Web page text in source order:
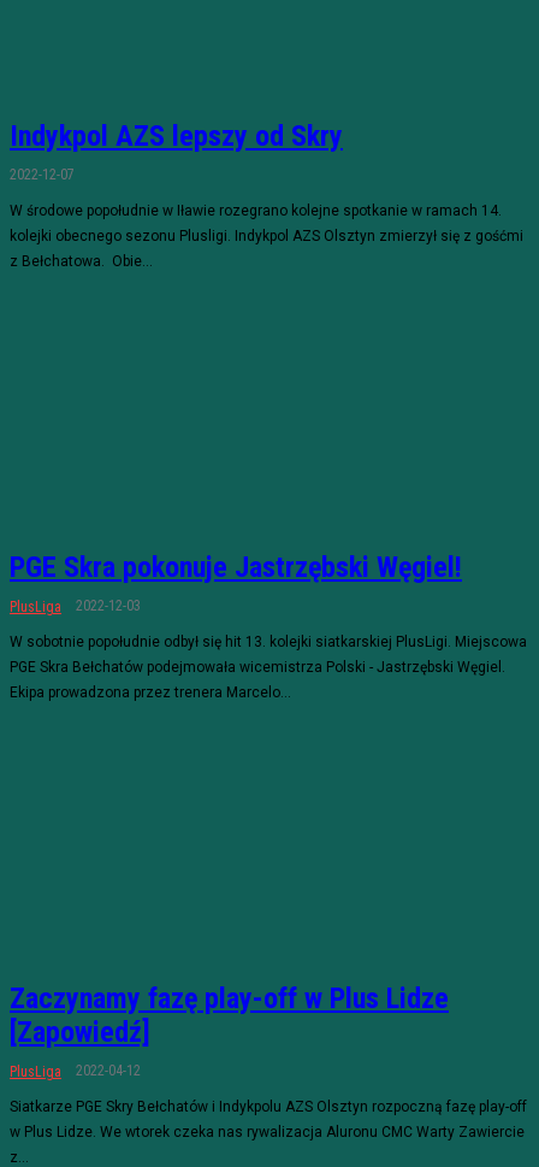
Indykpol AZS lepszy od Skry
2022-12-07
W środowe popołudnie w Iławie rozegrano kolejne spotkanie w ramach 14.
kolejki obecnego sezonu Plusligi. Indykpol AZS Olsztyn zmierzył się z gośćmi
z Bełchatowa. Obie...
PGE Skra pokonuje Jastrzębski Węgiel!
PlusLiga 2022-12-03
W sobotnie popołudnie odbył się hit 13. kolejki siatkarskiej PlusLigi. Miejscowa
PGE Skra Bełchatów podejmowała wicemistrza Polski - Jastrzębski Węgiel.
Ekipa prowadzona przez trenera Marcelo...
Zaczynamy fazę play-off w Plus Lidze
[Zapowiedź]
PlusLiga 2022-04-12
Siatkarze PGE Skry Bełchatów i Indykpolu AZS Olsztyn rozpoczną fazę play-off
w Plus Lidze. We wtorek czeka nas rywalizacja Aluronu CMC Warty Zawiercie
z...